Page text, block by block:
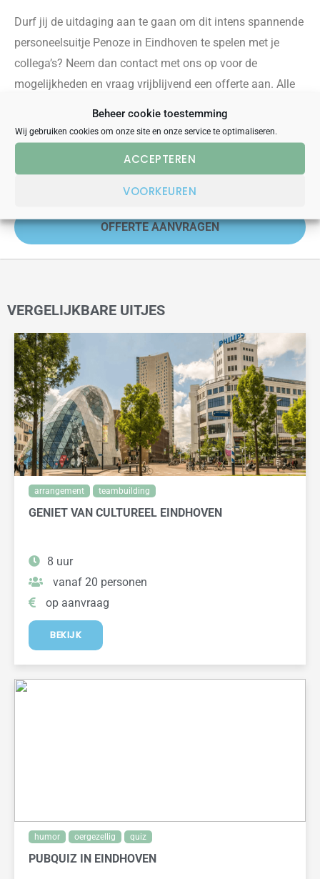
Beheer cookie toestemming
Wij gebruiken cookies om onze site en onze service te optimaliseren.
ACCEPTEREN
VOORKEUREN
Durf jij de uitdaging aan te gaan om dit intens spannende
personeelsuitje Penoze in Eindhoven te spelen met je
collega’s? Neem dan contact met ons op voor de
mogelijkheden en vraag vrijblijvend een offerte aan. Alle
personeelsuitje voor jou en je collega’s van te maken.
bedrijfsuitje is behalve in Eindhoven ook te boeken in
diverse andere grote steden van Nederland zoals
Den BoschenUtrecht
OFFERTE AANVRAGEN
VERGELIJKBARE UITJES
arrangement teambuilding
GENIET VAN CULTUREEL EINDHOVEN
8 uur
vanaf 20 personen
op aanvraag
BEKIJK
humor oergezellig quiz
PUBQUIZ IN EINDHOVEN